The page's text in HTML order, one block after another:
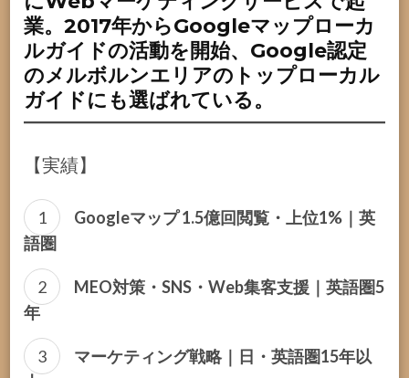
業。2017年からGoogleマップローカ
ルガイドの活動を開始、Google認定
のメルボルンエリアのトップローカル
ガイドにも選ばれている。
【実績】
Googleマップ 1.5億回閲覧・上位1%｜英
語圏
MEO対策・SNS・Web集客支援｜英語圏5
年
マーケティング戦略｜日・英語圏15年以